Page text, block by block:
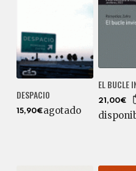
DESPACIO
15,90€agotado
EL BUCLE
21,00€